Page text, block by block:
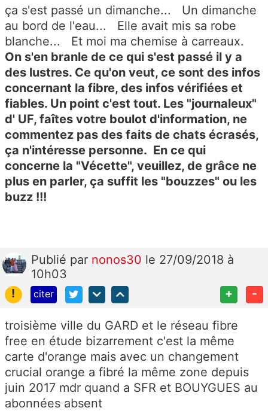
ça s'est passé un dimanche... Un dimanche
au bord de l'eau... Elle avait mis sa robe
blanche... Et moi ma chemise à carreaux.
On s'en branle de ce qui s'est passé il y a
des lustres. Ce qu'on veut, ce sont des infos
concernant la fibre, des infos vérifiées et
fiables. Un point c'est tout. Les "journaleux"
d' UF, faîtes votre boulot d'information, ne
commentez pas des faits de chats écrasés,
ça n'intéresse personne. En ce qui
concerne la "Vécette", veuillez, de grâce ne
plus en parler, ça suffit les "bouzzes" ou les
buzz !!!
Publié par nonos30 le 27/09/2018 à
10h03
!
citer + -
troisième ville du GARD et le réseau fibre
free en étude bizarrement c'est la même
carte d'orange mais avec un changement
crucial orange a fibré la même zone depuis
juin 2017 mdr quand a SFR et BOUYGUES au
abonnées absent